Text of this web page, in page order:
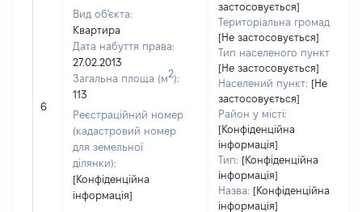
6
Вид об'єкта:
Квартира
Дата набуття права:
27.02.2013
Загальна площа (м2):
113
Реєстраційний номер
(кадастровий номер
для земельної
ділянки):
[Конфіденційна
інформація]
застосовується]
Територіальна громада:
[Не застосовується]
Тип населеного пункту:
[Не застосовується]
Населений пункт: [Не
застосовується]
Район у місті:
[Конфіденційна
інформація]
Тип: [Конфіденційна
інформація]
Назва: [Конфіденційна
інформація]